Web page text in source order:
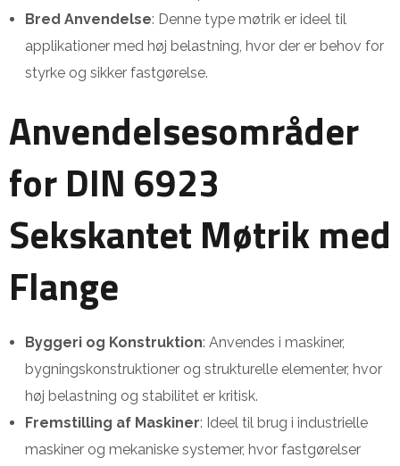
Bred Anvendelse: Denne type møtrik er ideel til
applikationer med høj belastning, hvor der er behov for
styrke og sikker fastgørelse.
Anvendelsesområder
for DIN 6923
Sekskantet Møtrik med
Flange
Byggeri og Konstruktion: Anvendes i maskiner,
bygningskonstruktioner og strukturelle elementer, hvor
høj belastning og stabilitet er kritisk.
Fremstilling af Maskiner: Ideel til brug i industrielle
maskiner og mekaniske systemer, hvor fastgørelser